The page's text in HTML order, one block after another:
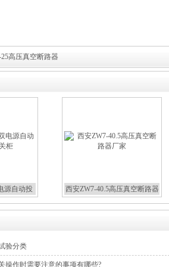
高压真空断路器
源自动投
西安ZW7-40.5高压真空断路器
验分类
操作时需要注意的事项有哪些?